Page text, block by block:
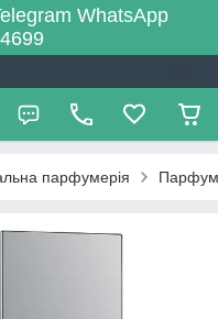
WhatsApp
парфумерія